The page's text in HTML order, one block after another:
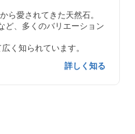
ら愛されてきた天然石。
ど、多くのバリエーション
く知られています。
詳しく知る